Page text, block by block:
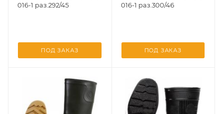
016-1 раз.292/45
ПОД ЗАКАЗ
016-1 раз.300/46
ПОД ЗАКАЗ